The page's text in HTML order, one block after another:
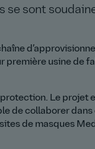
se sont
première usine de
Le projet
de collaborer dans
de masques